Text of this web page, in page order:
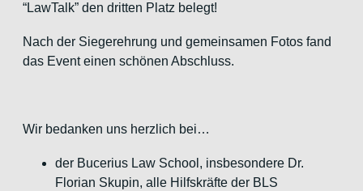
“LawTalk” den dritten Platz belegt!
Nach der Siegerehrung und gemeinsamen Fotos fand
das Event einen schönen Abschluss.
Wir bedanken uns herzlich bei…
der Bucerius Law School, insbesondere Dr.
Florian Skupin, alle Hilfskräfte der BLS